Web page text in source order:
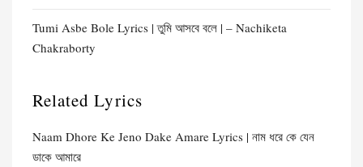
Tumi Asbe Bole Lyrics | তুমি আসবে বলে | – Nachiketa
Chakraborty
Related Lyrics
Naam Dhore Ke Jeno Dake Amare Lyrics | নাম ধরে কে যেন
ডাকে আমারে